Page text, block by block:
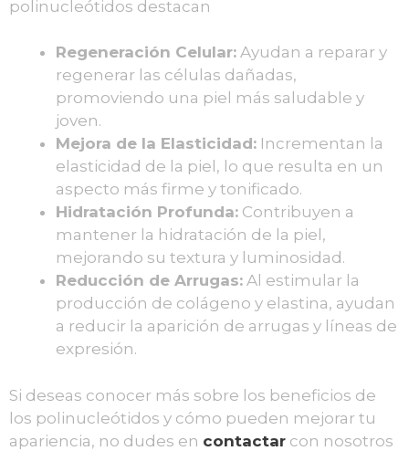
polinucleótidos destacan
Regeneración Celular: Ayudan a reparar y
regenerar las células dañadas,
promoviendo una piel más saludable y
joven.
Mejora de la Elasticidad: Incrementan la
elasticidad de la piel, lo que resulta en un
aspecto más firme y tonificado.
Hidratación Profunda: Contribuyen a
mantener la hidratación de la piel,
mejorando su textura y luminosidad.
Reducción de Arrugas: Al estimular la
producción de colágeno y elastina, ayudan
a reducir la aparición de arrugas y líneas de
expresión.
Si deseas conocer más sobre los beneficios de
los polinucleótidos y cómo pueden mejorar tu
apariencia, no dudes en contactar con nosotros